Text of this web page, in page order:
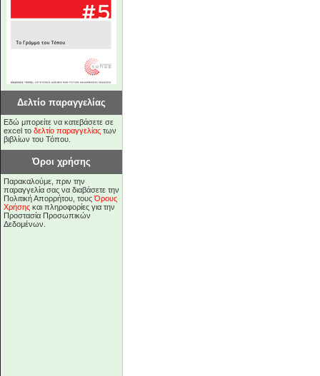
Δελτίο παραγγελίας
Εδώ μπορείτε να κατεβάσετε σε
excel το δελτίο παραγγελίας των
βιβλίων του Τόπου.
Όροι χρήσης
Παρακαλούμε, πριν την
παραγγελία σας να διαβάσετε την
Πολιτική Απορρήτου, τουςΌρους
Χρήσης και πληροφορίες για την
Προστασία Προσωπικών
Δεδομένων.